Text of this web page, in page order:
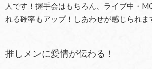
人です！握手会はもちろん、ライブ中・
れる確率もアップ！しあわせが感じられま
推しメンに愛情が伝わる！